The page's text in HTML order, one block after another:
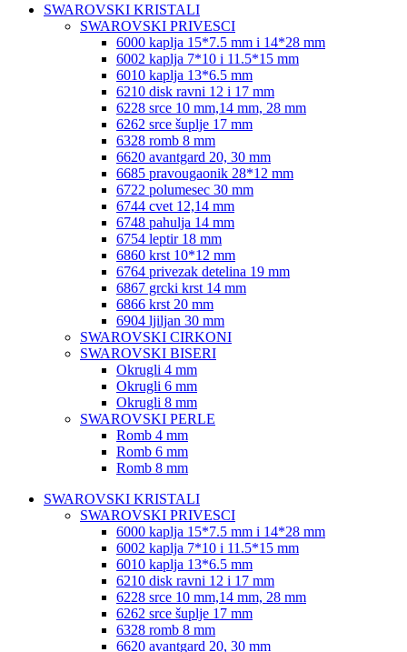
SWAROVSKI KRISTALI
SWAROVSKI PRIVESCI
6000 kaplja 15*7.5 mm i 14*28 mm
6002 kaplja 7*10 i 11.5*15 mm
6010 kaplja 13*6.5 mm
6210 disk ravni 12 i 17 mm
6228 srce 10 mm,14 mm, 28 mm
6262 srce šuplje 17 mm
6328 romb 8 mm
6620 avantgard 20, 30 mm
6685 pravougaonik 28*12 mm
6722 polumesec 30 mm
6744 cvet 12,14 mm
6748 pahulja 14 mm
6754 leptir 18 mm
6860 krst 10*12 mm
6764 privezak detelina 19 mm
6867 grcki krst 14 mm
6866 krst 20 mm
6904 ljiljan 30 mm
SWAROVSKI CIRKONI
SWAROVSKI BISERI
Okrugli 4 mm
Okrugli 6 mm
Okrugli 8 mm
SWAROVSKI PERLE
Romb 4 mm
Romb 6 mm
Romb 8 mm
SWAROVSKI KRISTALI
SWAROVSKI PRIVESCI
6000 kaplja 15*7.5 mm i 14*28 mm
6002 kaplja 7*10 i 11.5*15 mm
6010 kaplja 13*6.5 mm
6210 disk ravni 12 i 17 mm
6228 srce 10 mm,14 mm, 28 mm
6262 srce šuplje 17 mm
6328 romb 8 mm
6620 avantgard 20, 30 mm